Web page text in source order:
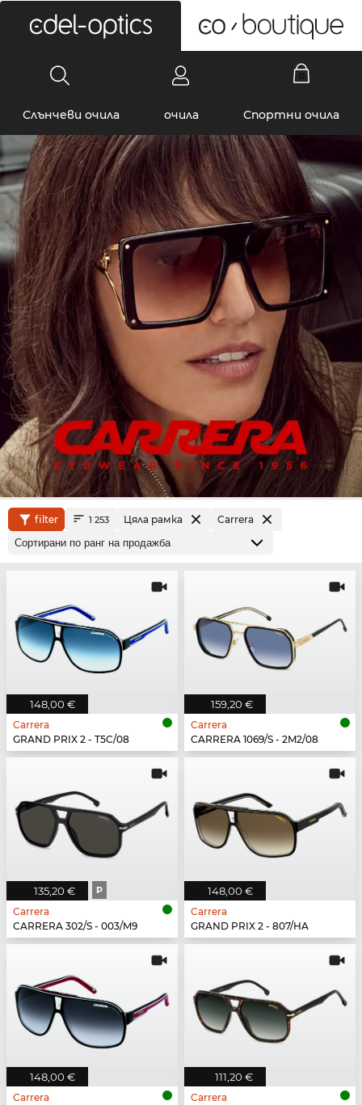
Слънчеви очила очила Спортни очила
filter 1 253 Цяла рамка Carrera
148,00 €
Carrera
GRAND PRIX 2 - T5C/08
159,20 €
Carrera
CARRERA 1069/S - 2M2/08
135,20 € P
Carrera
CARRERA 302/S - 003/M9
148,00 €
Carrera
GRAND PRIX 2 - 807/HA
148,00 €
Carrera
111,20 €
Carrera